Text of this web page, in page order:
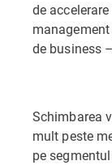
de
de business
Schimbarea
mult peste
pe